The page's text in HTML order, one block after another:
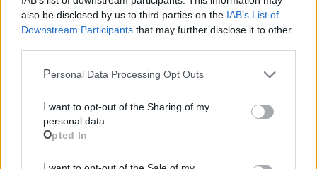
also be disclosed by us to third parties on the IAB’s List of
Downstream Participants that may further disclose it to other
Personal Data Processing Opt Outs
personal data.
Opted In